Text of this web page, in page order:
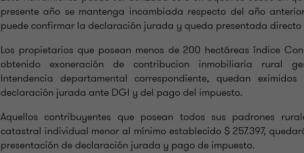
presente año se mantenga incambiada respecto del año
puede confirmar la declaración jurada y queda presentada directo
Los propietarios que posean menos de 200 hectáreas índice
obtenido exoneración de contribucion inmobiliaria rural
Intendencia departamental correspondiente, quedan
declaración jurada ante DGI y del pago del impuesto.
Aquellos contribuyentes que posean todos sus padrones
catastral individual menor al mínimo establecido $ 257.397,
presentación de declaración jurada y pago de impuesto.